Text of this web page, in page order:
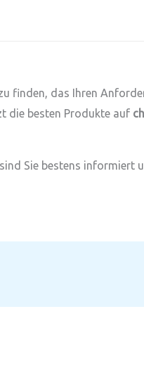
finden, das Ihren
die besten Produkte auf
Sie bestens informiert